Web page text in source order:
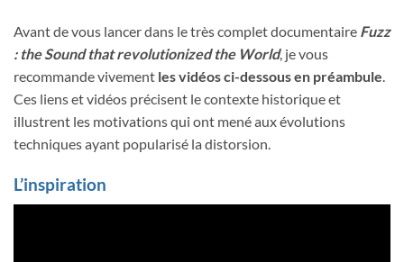
Avant de vous lancer dans le très complet documentaire Fuzz
: the Sound that revolutionized the World, je vous
recommande vivement les vidéos ci-dessous en préambule.
Ces liens et vidéos précisent le contexte historique et
illustrent les motivations qui ont mené aux évolutions
techniques ayant popularisé la distorsion.
L’inspiration